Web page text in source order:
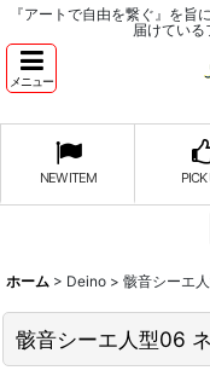
『アートで自由を繋ぐ』を旨
届けている
メニュー
NEW ITEM PICK
ホーム > Deino > 骸音シーエ
骸音シーエ人型06